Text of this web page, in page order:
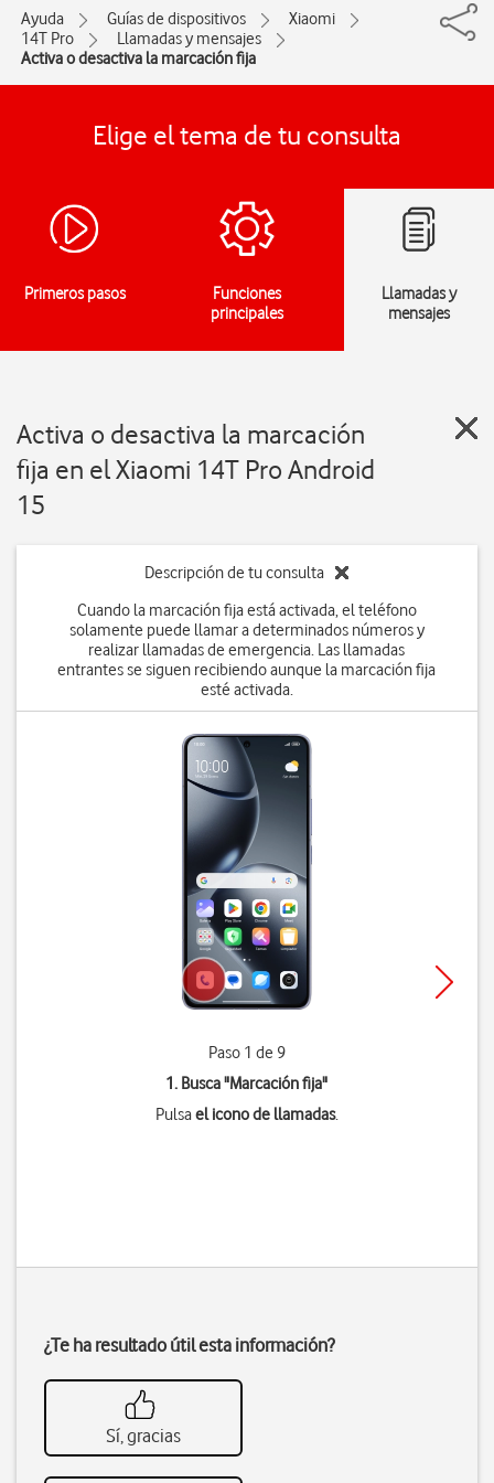
Ayuda Guías de dispositivos
Xiaomi
14T Pro
Llamadas y mensajes
Activa o desactiva la marcación fija
Elige el tema de tu consulta
Primeros pasos
Funciones
principales
Llamadas y
mensajes
Activa o desactiva la marcación
fija en el Xiaomi 14T Pro Android
15
Descripción de tu consulta
Cuando la marcación fija está activada, el teléfono
solamente puede llamar a determinados números y
realizar llamadas de emergencia. Las llamadas
entrantes se siguen recibiendo aunque la marcación fija
esté activada.
Paso 1 de 9
1. Busca "Marcación fija"
Pulsael icono de llamadas.
¿Te ha resultado útil esta información?
Sí, gracias